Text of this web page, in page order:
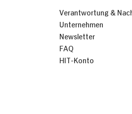
Verantwortung &
Unternehmen
Newsletter
FAQ
HIT-Konto